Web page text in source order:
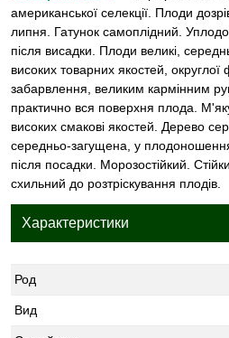
американської селекції. Плоди
липня. Гатунок самоплідний.
після висадки. Плоди великі,
високих товарних якостей,
забарвлення, великим кармінним
практично вся поверхня плода.
високих смакові якостей. Дерево
середньо-загущена, у
після посадки. Морозостійкий.
схильний до розтріскування плодів.
Характеристики
Род
Вид